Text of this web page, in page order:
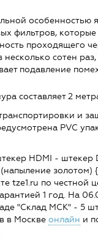
особенностью
фильтров, которые
проходящего
несколько сотен раз,
подавление
составляет 2
и
PVC
HDMI - штекер
золотом)
tze1.ru по честной
1 год. На
"Склад МСК" - 5
в Москве онлайн и